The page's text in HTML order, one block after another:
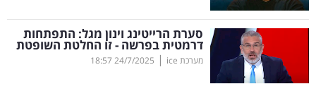
תרבות
ופנאי
תיירות
סערת הרייטינג וינון מגל: התפתחות
דרמטית בפרשה - זו החלטת השופטת
מערכת ice |
24/7/2025
18:57